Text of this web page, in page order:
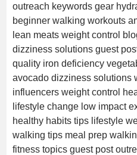
outreach keywords gear
beginner walking workouts
lean meats weight control
dizziness solutions guest
quality iron deficiency
avocado dizziness solutions
influencers weight control
lifestyle change low impact
healthy habits tips lifestyle
walking tips meal prep
fitness topics guest post